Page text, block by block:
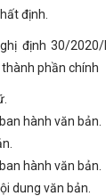
định.
định 30/
phần chính
hành văn bản.
hành văn bản.
dung văn bản.